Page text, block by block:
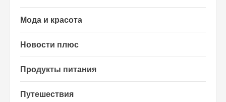
Мода и красота
Новости плюс
Продукты питания
Путешествия